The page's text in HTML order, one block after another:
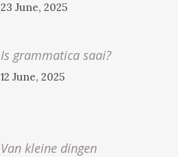
23 June, 2025
Is grammatica saai?
12 June, 2025
Van kleine dingen